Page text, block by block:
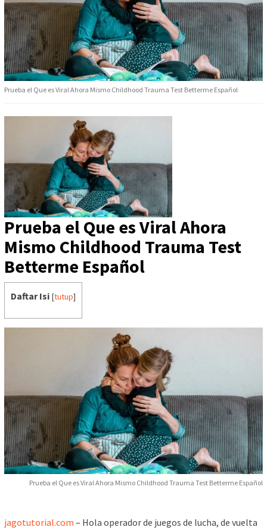
Prueba el Que es Viral Ahora Mismo Childhood Trauma Test Betterme Español
Prueba el Que es Viral Ahora
Mismo Childhood Trauma Test
Betterme Español
Daftar Isi [tutup]
Prueba el Que es Viral Ahora Mismo Childhood Trauma Test Betterme Español
jagotutorial.com – Hola operador de juegos de lucha, de vuelta